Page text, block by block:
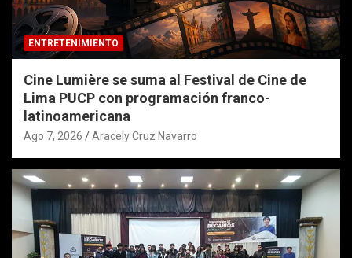
ENTRETENIMIENTO
Cine Lumière se suma al Festival de Cine de
Lima PUCP con programación franco-
latinoamericana
Ago 7, 2026 Aracely Cruz Navarro